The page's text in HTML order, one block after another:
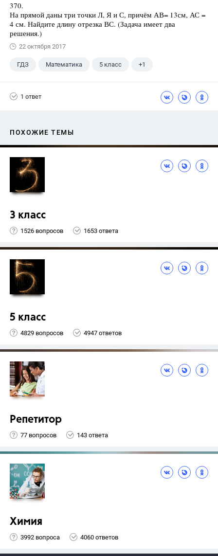
370.
На прямой даны три точки Л, Я и С, причём АВ= 13см, АС =
4 см. Найдите длину отрезка ВС. (Задача имеет два
решения.)
22 октября 2017
ГДЗ Математика 5 класс +1
1 ответ
ПОХОЖИЕ ТЕМЫ
3 класс
1526 вопросов 1653 ответа
5 класс
4829 вопросов 4947 ответов
Репетитор
77 вопросов 143 ответа
Химия
3992 вопроса 4060 ответов